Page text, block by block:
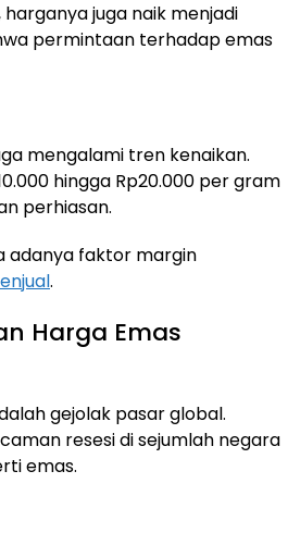
juga naik menjadi
permintaan terhadap emas
mengalami tren kenaikan.
hingga Rp20.000 per gram
perhiasan.
adanya faktor margin
.
Harga Emas
gejolak pasar global.
resesi di sejumlah negara
emas.